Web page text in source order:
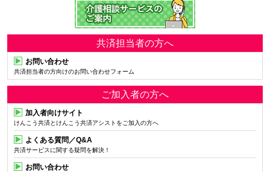
共済担当者の方へ
お問い合わせ
共済担当者の方向けのお問い合わせフォーム
ご加入者の方へ
加入者向けサイト
けんこう共済とけんこう共済アシストをご加入の方へ
よくある質問／Q&A
共済サービスに関する疑問を解決！
お問い合わせ